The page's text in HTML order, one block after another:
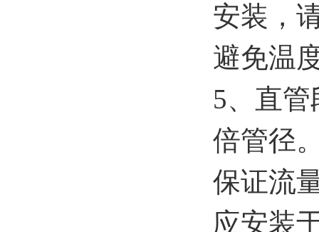
安装，
避免温
5、直
倍管径
保证流
应安装